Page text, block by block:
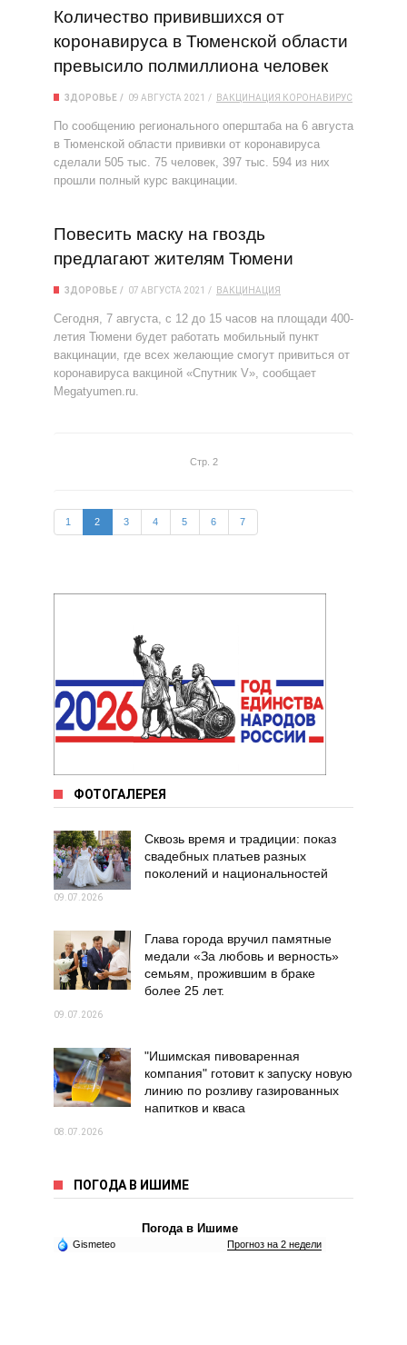
Количество привившихся от
коронавируса в Тюменской области
превысило полмиллиона человек
ЗДОРОВЬЕ 09 АВГУСТА 2021 ВАКЦИНАЦИЯ КОРОНАВИРУС
По сообщению регионального оперштаба на 6 августа
в Тюменской области прививки от коронавируса
сделали 505 тыс. 75 человек, 397 тыс. 594 из них
прошли полный курс вакцинации.
Повесить маску на гвоздь
предлагают жителям Тюмени
ЗДОРОВЬЕ 07 АВГУСТА 2021 ВАКЦИНАЦИЯ
Сегодня, 7 августа, с 12 до 15 часов на площади 400-
летия Тюмени будет работать мобильный пункт
вакцинации, где всех желающие смогут привиться от
коронавируса вакциной «Спутник V», сообщает
Megatyumen.ru.
Стр. 2
1 2 3 4 5 6 7
ФОТОГАЛЕРЕЯ
Сквозь время и традиции: показ
свадебных платьев разных
поколений и национальностей
09.07.2026
Глава города вручил памятные
медали «За любовь и верность»
семьям, прожившим в браке
более 25 лет.
09.07.2026
"Ишимская пивоваренная
компания" готовит к запуску новую
линию по розливу газированных
напитков и кваса
08.07.2026
ПОГОДА В ИШИМЕ
Погода в Ишиме
Gismeteo Прогноз на 2 недели